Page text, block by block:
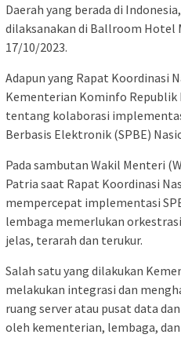
Daerah yang berada di
dilaksanakan di Ballroom Hotel
17/10/2023.
Adapun yang Rapat Koordinasi
Kementerian Kominfo Republik
tentang kolaborasi
Berbasis Elektronik (SPBE)
Pada sambutan Wakil Menteri
Patria saat Rapat Koordinasi
mempercepat implementasi
lembaga memerlukan
jelas, terarah dan terukur.
Salah satu yang dilakukan
melakukan integrasi dan
ruang server atau pusat data
oleh kementerian, lembaga,